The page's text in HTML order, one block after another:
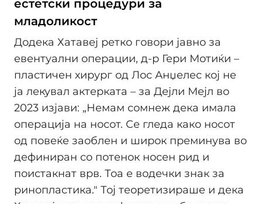
естетски процедури за
младоликост
Додека Хатавеј ретко говори јавно за
евентуални операции, д-р Гери Мотиќи –
пластичен хирург од Лос Анџелес кој не
ја лекувал актерката – за Дејли Мејл во
2023 изјави: „Немам сомнеж дека имала
операција на носот. Се гледа како носот
од повеќе заоблен и широк преминува во
дефиниран со потенок носен рид и
поистакнат врв. Тоа е водечки знак за
ринопластика." Тој теоретизираше и дека